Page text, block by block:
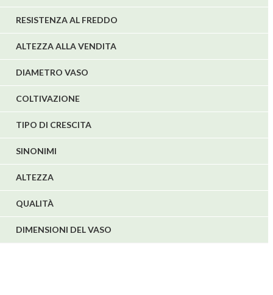
RESISTENZA AL FREDDO
ALTEZZA ALLA VENDITA
DIAMETRO VASO
COLTIVAZIONE
TIPO DI CRESCITA
SINONIMI
ALTEZZA
QUALITÀ
DIMENSIONI DEL VASO